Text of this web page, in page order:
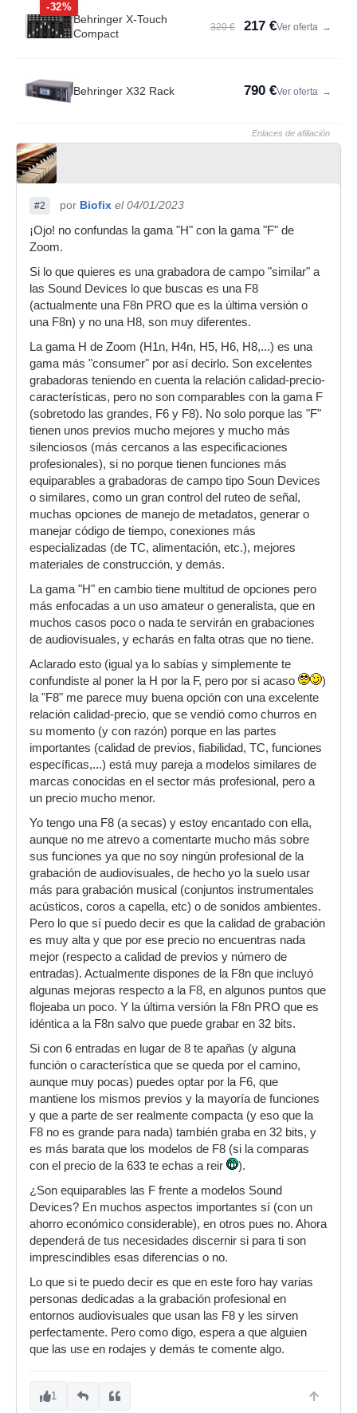
-32%
Behringer X-Touch
Compact
320 € 217 €Ver oferta →
Behringer X32 Rack 790 €Ver oferta →
Enlaces de afiliación
#2 por Biofix el 04/01/2023
¡Ojo! no confundas la gama "H" con la gama "F" de
Zoom.
Si lo que quieres es una grabadora de campo "similar" a
las Sound Devices lo que buscas es una F8
(actualmente una F8n PRO que es la última versión o
una F8n) y no una H8, son muy diferentes.
La gama H de Zoom (H1n, H4n, H5, H6, H8,...) es una
gama más "consumer" por así decirlo. Son excelentes
grabadoras teniendo en cuenta la relación calidad-precio-
características, pero no son comparables con la gama F
(sobretodo las grandes, F6 y F8). No solo porque las "F"
tienen unos previos mucho mejores y mucho más
silenciosos (más cercanos a las especificaciones
profesionales), si no porque tienen funciones más
equiparables a grabadoras de campo tipo Soun Devices
o similares, como un gran control del ruteo de señal,
muchas opciones de manejo de metadatos, generar o
manejar código de tiempo, conexiones más
especializadas (de TC, alimentación, etc.), mejores
materiales de construcción, y demás.
La gama "H" en cambio tiene multitud de opciones pero
más enfocadas a un uso amateur o generalista, que en
muchos casos poco o nada te servirán en grabaciones
de audiovisuales, y echarás en falta otras que no tiene.
Aclarado esto (igual ya lo sabías y simplemente te
confundiste al poner la H por la F, pero por si acaso
)
la "F8" me parece muy buena opción con una excelente
relación calidad-precio, que se vendió como churros en
su momento (y con razón) porque en las partes
importantes (calidad de previos, fiabilidad, TC, funciones
específicas,...) está muy pareja a modelos similares de
marcas conocidas en el sector más profesional, pero a
un precio mucho menor.
Yo tengo una F8 (a secas) y estoy encantado con ella,
aunque no me atrevo a comentarte mucho más sobre
sus funciones ya que no soy ningún profesional de la
grabación de audiovisuales, de hecho yo la suelo usar
más para grabación musical (conjuntos instrumentales
acústicos, coros a capella, etc) o de sonidos ambientes.
Pero lo que sí puedo decir es que la calidad de grabación
es muy alta y que por ese precio no encuentras nada
mejor (respecto a calidad de previos y número de
entradas). Actualmente dispones de la F8n que incluyó
algunas mejoras respecto a la F8, en algunos puntos que
flojeaba un poco. Y la última versión la F8n PRO que es
idéntica a la F8n salvo que puede grabar en 32 bits.
Si con 6 entradas en lugar de 8 te apañas (y alguna
función o característica que se queda por el camino,
aunque muy pocas) puedes optar por la F6, que
mantiene los mismos previos y la mayoría de funciones
y que a parte de ser realmente compacta (y eso que la
F8 no es grande para nada) también graba en 32 bits, y
es más barata que los modelos de F8 (si la comparas
con el precio de la 633 te echas a reir
).
¿Son equiparables las F frente a modelos Sound
Devices? En muchos aspectos importantes sí (con un
ahorro económico considerable), en otros pues no. Ahora
dependerá de tus necesidades discernir si para ti son
imprescindibles esas diferencias o no.
Lo que si te puedo decir es que en este foro hay varias
personas dedicadas a la grabación profesional en
entornos audiovisuales que usan las F8 y les sirven
perfectamente. Pero como digo, espera a que alguien
que las use en rodajes y demás te comente algo.
1